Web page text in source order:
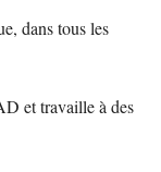
dans tous les
et travaille à des